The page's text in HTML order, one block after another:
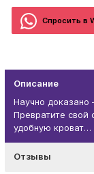
Спросить в
Описание
Научно доказано
Превратите
удобную кроват…
Отзывы